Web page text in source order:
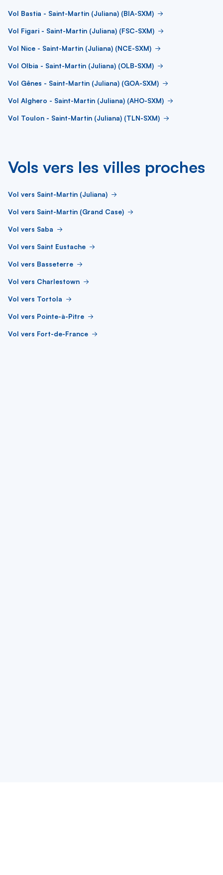
Vol Bastia - Saint-Martin (Juliana) (BIA-SXM)
Vol Figari - Saint-Martin (Juliana) (FSC-SXM)
Vol Nice - Saint-Martin (Juliana) (NCE-SXM)
Vol Olbia - Saint-Martin (Juliana) (OLB-SXM)
Vol Gênes - Saint-Martin (Juliana) (GOA-SXM)
Vol Alghero - Saint-Martin (Juliana) (AHO-SXM)
Vol Toulon - Saint-Martin (Juliana) (TLN-SXM)
Vols vers les villes proches
Vol vers Saint-Martin (Juliana)
Vol vers Saint-Martin (Grand Case)
Vol vers Saba
Vol vers Saint Eustache
Vol vers Basseterre
Vol vers Charlestown
Vol vers Tortola
Vol vers Pointe-à-Pitre
Vol vers Fort-de-France